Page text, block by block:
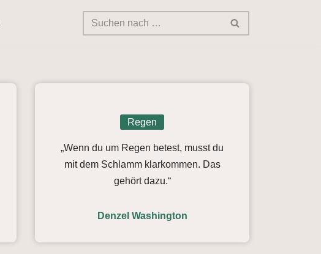
Regen
„Wenn du um Regen betest, musst du
mit dem Schlamm klarkommen. Das
gehört dazu.“
Denzel Washington